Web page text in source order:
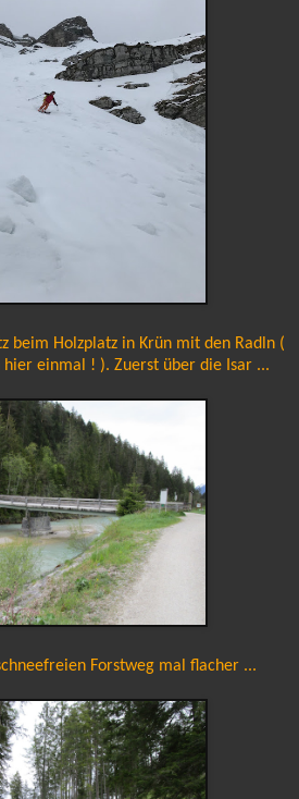
beim Holzplatz in Krün mit den Radln (
einmal ! ). Zuerst über die Isar ...
Forstweg mal flacher ...